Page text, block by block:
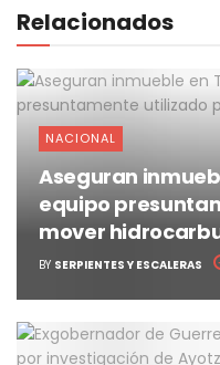
Relacionados
NACIONAL
Aseguran
equipo
mover
BY SERPIENTES Y ESCALERAS